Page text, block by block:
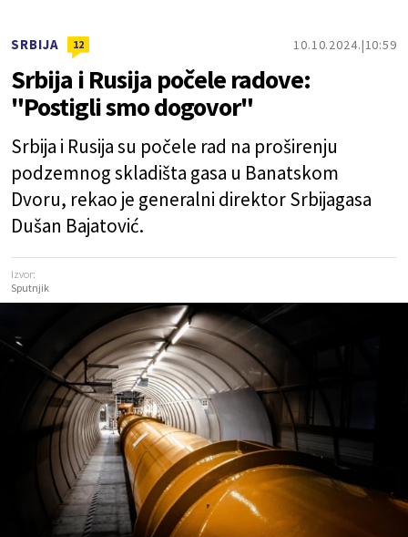
SRBIJA 12 10.10.2024. 10:59
Srbija i Rusija počele radove:
"Postigli smo dogovor"
Srbija i Rusija su počele rad na proširenju
podzemnog skladišta gasa u Banatskom
Dvoru, rekao je generalni direktor Srbijagasa
Dušan Bajatović.
Izvor:
Sputnjik